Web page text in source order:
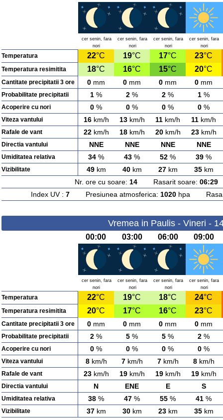
cer senin, fara
nori
cer senin, fara
nori
cer senin, fara
nori
cer senin, fara
nori
Temperatura 22°C 19°C 17°C 23°C
Temperatura resimitita 18°C 16°C 15°C 20°C
Cantitate precipitatii 3 ore 0 mm 0 mm 0 mm 0 mm
Probabilitate precipitatii 1 % 2 % 2 % 1 %
Acoperire cu nori 0 % 0 % 0 % 0 %
Viteza vantului 16km/h 13km/h 11 km/h 11 km/h
Rafale de vant 22km/h 18km/h 20km/h 23km/h
Directia vantului NNE NNE NNE NNE
Umiditatea relativa 34 % 43 % 52 % 39 %
Vizibilitate 49km 40km 27km 35km
Nr. ore cu soare: 14Rasarit soare: 06:29
Index UV : 7Presiunea atmosferica: 1020hpa
Vremea in Paulis - Vineri -
00:00 03:00 06:00 09:00
cer senin, fara
nori
cer senin, fara
nori
cer senin, fara
nori
cer senin, fara
nori
Temperatura 22°C 19°C 18°C 24°C
Temperatura resimitita 20°C 17°C 16°C 23°C
Cantitate precipitatii 3 ore 0 mm 0 mm 0 mm 0 mm
Probabilitate precipitatii 2 % 5 % 5 % 2 %
Acoperire cu nori 0 % 0 % 0 % 0 %
Viteza vantului 8km/h 7km/h 7km/h 8km/h
Rafale de vant 23km/h 19km/h 19km/h 19km/h
Directia vantului N ENE E S
Umiditatea relativa 38 % 47 % 55 % 41 %
Vizibilitate 37km 30km 23km 35km